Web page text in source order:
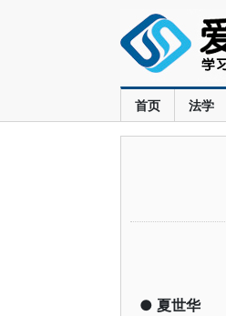
首页 法学
● 夏世华